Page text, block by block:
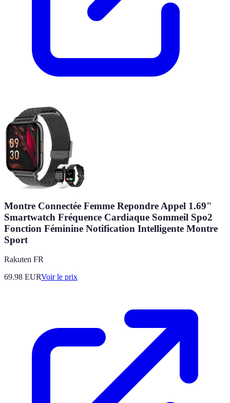
Montre Connectée Femme Repondre Appel 1.69"
Smartwatch Fréquence Cardiaque Sommeil Spo2
Fonction Féminine Notification Intelligente Montre
Sport
Rakuten FR
69.98 EURVoir le prix